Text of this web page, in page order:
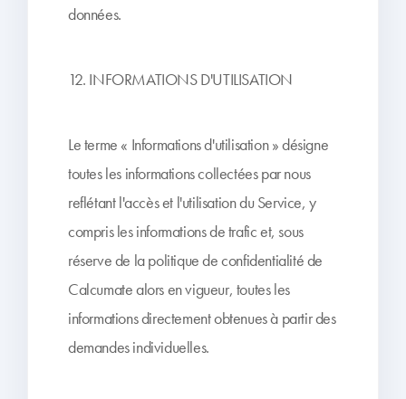
données.
12. INFORMATIONS D'UTILISATION
Le terme « Informations d'utilisation » désigne
toutes les informations collectées par nous
reflétant l'accès et l'utilisation du Service, y
compris les informations de trafic et, sous
réserve de la politique de confidentialité de
Calcumate alors en vigueur, toutes les
informations directement obtenues à partir des
demandes individuelles.